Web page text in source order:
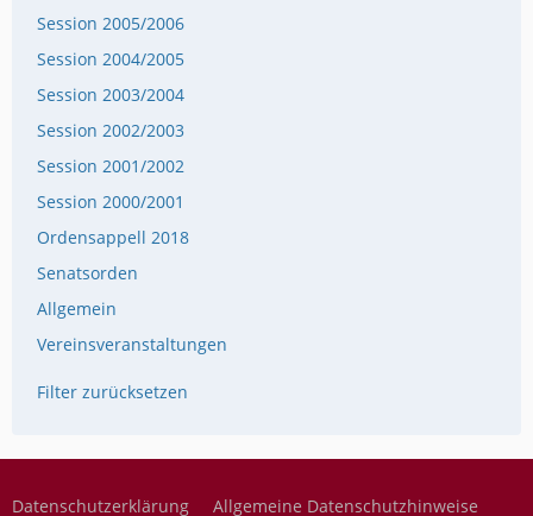
Session 2005/2006
Session 2004/2005
Session 2003/2004
Session 2002/2003
Session 2001/2002
Session 2000/2001
Ordensappell 2018
Senatsorden
Allgemein
Vereinsveranstaltungen
Filter zurücksetzen
Datenschutzerklärung Allgemeine Datenschutzhinweise